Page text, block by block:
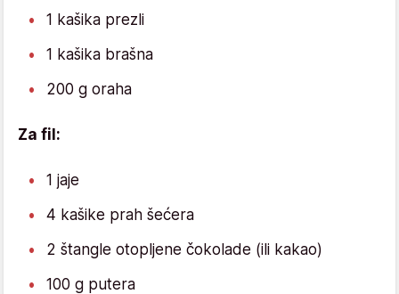
1 kašika prezli
1 kašika brašna
200 g oraha
Za fil:
1 jaje
4 kašike prah šećera
2 štangle otopljene čokolade (ili kakao)
100 g putera